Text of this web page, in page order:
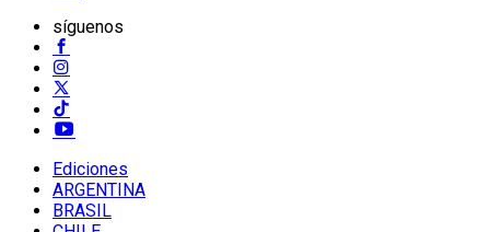
síguenos
Ediciones
ARGENTINA
BRASIL